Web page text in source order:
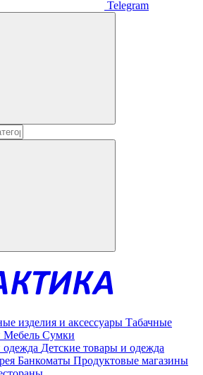
Telegram
изделия и аксессуары Табачные
Мебель Сумки
Детские товары и одежда
Банкоматы Продуктовые магазины